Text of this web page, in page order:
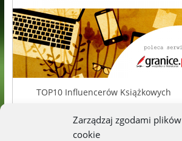
Zarządzaj zgodami plików
cookie
TOP10 Influencerów Książkowych